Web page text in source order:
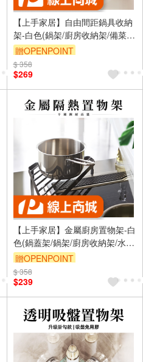
【上手家居】自由間距鍋具收納
架-白色(鍋架/廚房收納架/備菜
架/鍋子收納架/鍋具收納/鍋子收
納/廚下收納架/炒菜鍋架)
贈OPENPOINT
訂單滿999享9折
$ 358
$269
【上手家居】金屬廚房置物架-白
色(鍋蓋架/鍋架/廚房收納架/水槽
置物架/廚房架/轉角架/隔熱架/鍋
具置物架)
贈OPENPOINT
訂單滿999享9折
$ 358
$239